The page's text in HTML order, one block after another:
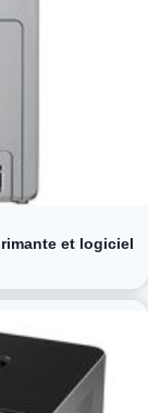
et logiciel